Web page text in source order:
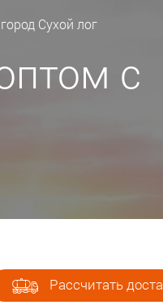
Сухой лог
с
Рассчитать